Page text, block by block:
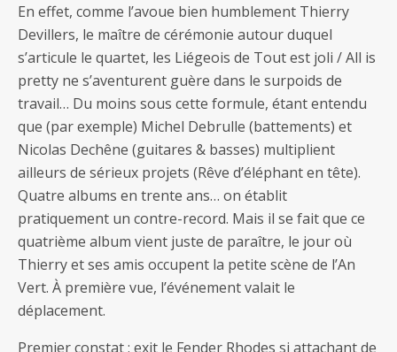
En effet, comme l’avoue bien humblement Thierry
Devillers, le maître de cérémonie autour duquel
s’articule le quartet, les Liégeois de Tout est joli / All is
pretty ne s’aventurent guère dans le surpoids de
travail… Du moins sous cette formule, étant entendu
que (par exemple) Michel Debrulle (battements) et
Nicolas Dechêne (guitares & basses) multiplient
ailleurs de sérieux projets (Rêve d’éléphant en tête).
Quatre albums en trente ans… on établit
pratiquement un contre-record. Mais il se fait que ce
quatrième album vient juste de paraître, le jour où
Thierry et ses amis occupent la petite scène de l’An
Vert. À première vue, l’événement valait le
déplacement.
Premier constat : exit le Fender Rhodes si attachant de